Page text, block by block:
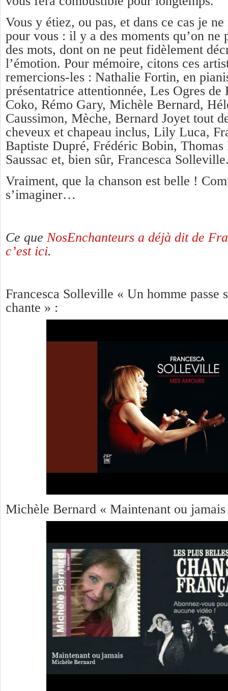
Vous y étiez, ou pas, et dans ce cas je
pour vous : il y a des moments qu’on ne
des mots, dont on ne peut fidèlement
l’émotion. Pour mémoire, citons ces
remercions-les : Nathalie Fortin, en
présentatrice attentionnée, Les Ogres
Coko, Rémo Gary, Michèle Bernard,
Caussimon, Mèche, Bernard Joyet tout
cheveux et chapeau inclus, Lily Luca,
Baptiste Dupré, Frédéric Bobin,
Saussac et, bien sûr, Francesca
Vraiment, que la chanson est belle !
s’imaginer…
Ce que NosEnchanteurs a déjà dit de
c’est ici.
Francesca Solleville « Un homme passe
chante » :
Michèle Bernard « Maintenant ou